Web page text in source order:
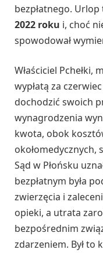
bezpłatnego. Urlop
2022 roku i, choć
spowodował
Właściciel Pchełki,
wypłatą za
dochodzić swoich
wynagrodzenia
kwota, obok
okołomedycznych,
Sąd w Płońsku
bezpłatnym była
zwierzęcia i
opieki, a utrata
bezpośrednim
zdarzeniem. Był to